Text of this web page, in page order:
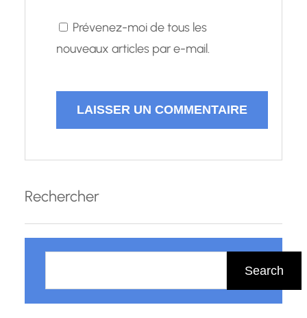
Prévenez-moi de tous les
nouveaux articles par e-mail.
Rechercher
h
Search